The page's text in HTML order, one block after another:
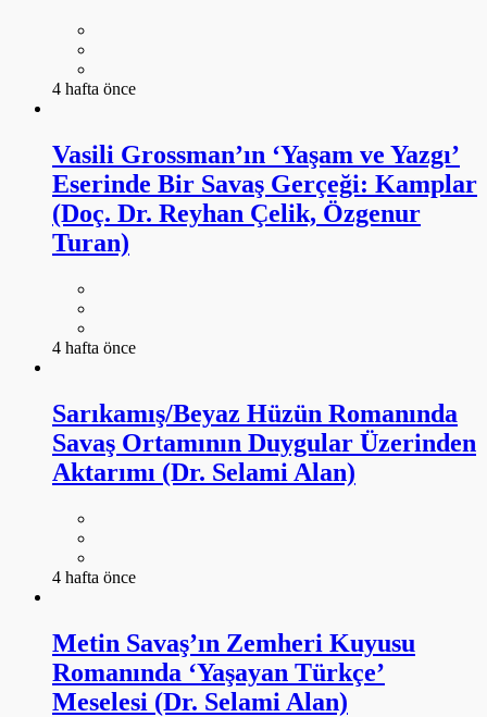
4 hafta önce
Vasili Grossman’ın ‘Yaşam ve Yazgı’
Eserinde Bir Savaş Gerçeği: Kamplar
(Doç. Dr. Reyhan Çelik, Özgenur
Turan)
4 hafta önce
Sarıkamış/Beyaz Hüzün Romanında
Savaş Ortamının Duygular Üzerinden
Aktarımı (Dr. Selami Alan)
4 hafta önce
Metin Savaş’ın Zemheri Kuyusu
Romanında ‘Yaşayan Türkçe’
Meselesi (Dr. Selami Alan)